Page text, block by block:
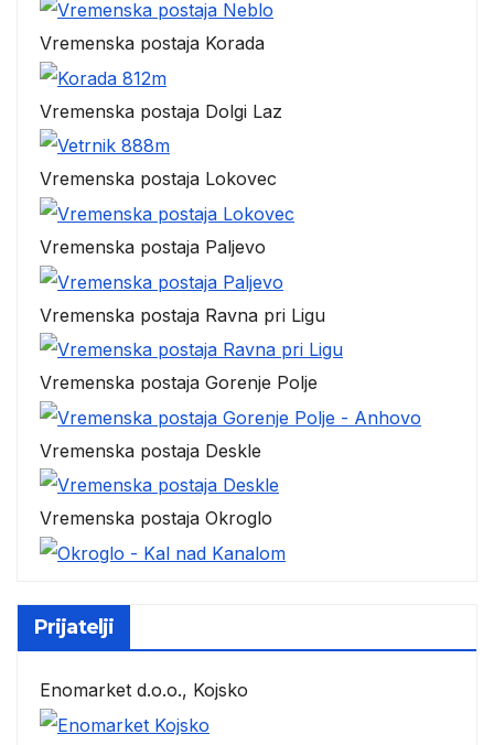
Vremenska postaja Korada
Vremenska postaja Dolgi Laz
Vremenska postaja Lokovec
Vremenska postaja Paljevo
Vremenska postaja Ravna pri Ligu
Vremenska postaja Gorenje Polje
Vremenska postaja Deskle
Vremenska postaja Okroglo
Prijatelji
Enomarket d.o.o., Kojsko